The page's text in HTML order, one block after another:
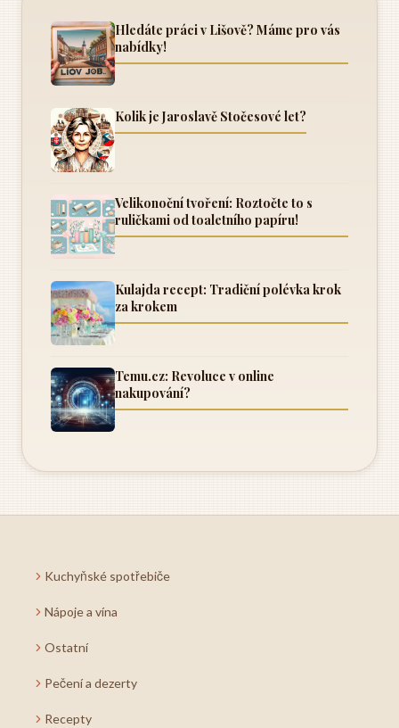
Hledáte práci v Lišově? Máme pro vás
nabídky!
Kolik je Jaroslavě Stočesové let?
Velikonoční tvoření: Roztočte to s
ruličkami od toaletního papíru!
Kulajda recept: Tradiční polévka krok
za krokem
Temu.cz: Revoluce v online
nakupování?
Kuchyňské spotřebiče
Nápoje a vína
Ostatní
Pečení a dezerty
Recepty